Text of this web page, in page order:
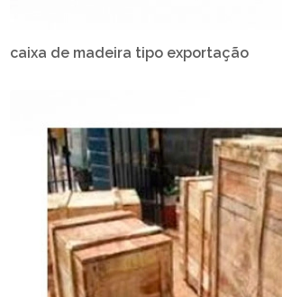
caixa de madeira tipo exportação